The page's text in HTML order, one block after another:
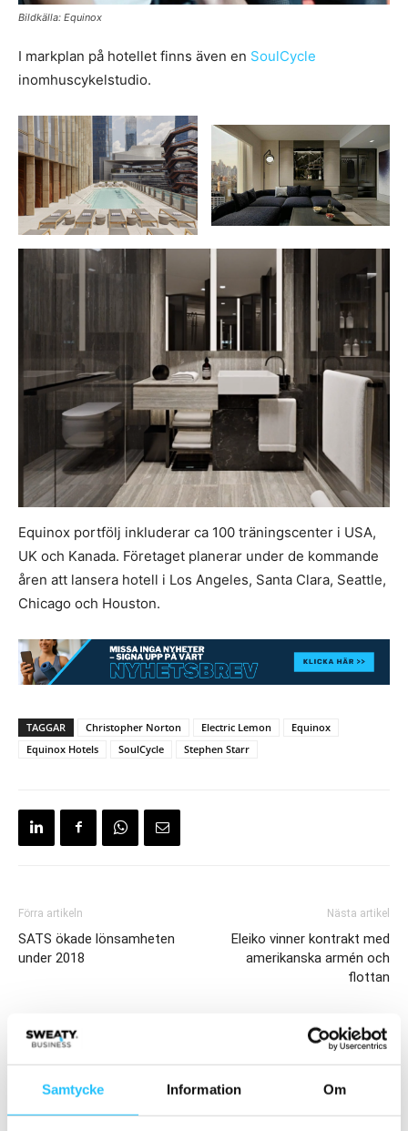
Samtycke Information Om
Bildkälla: Equinox
I markplan på hotellet finns även en SoulCycle
inomhuscykelstudio.
Equinox portfölj inkluderar ca 100 träningscenter i USA,
UK och Kanada. Företaget planerar under de kommande
åren att lansera hotell i Los Angeles, Santa Clara, Seattle,
Chicago och Houston.
TAGGAR Christopher Norton Electric Lemon
Equinox
Equinox Hotels
SoulCycle Stephen Starr
Förra artikeln
SATS ökade lönsamheten
under 2018
Nästa artikel
Eleiko vinner kontrakt med
amerikanska armén och
flottan